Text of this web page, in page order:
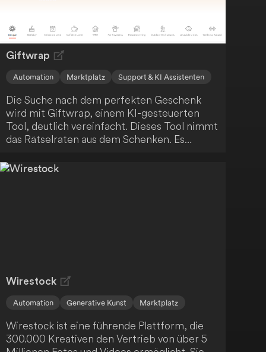
Giftwrap
Automation Marktplatz Support & KI Assistenten
Die Suche nach dem perfekten Geschenk
wird mit Giftwrap, einem KI-gesteuerten
Tool, deutlich vereinfacht. Dieses Tool nimmt
das Rätselraten aus dem Schenken. Es
Wirestock
Automation Generative Kunst Marktplatz
Wirestock ist eine führende Plattform, die
300.000 Kreativen den Vertrieb von über 5